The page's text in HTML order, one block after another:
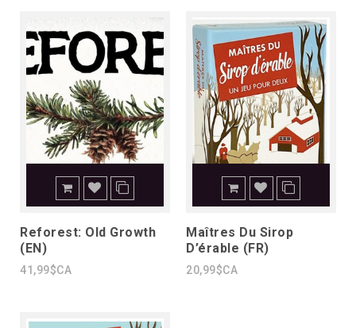
Reforest: Old Growth
(EN)
41,99$CA
Maîtres Du Sirop
D’érable (FR)
20,99$CA